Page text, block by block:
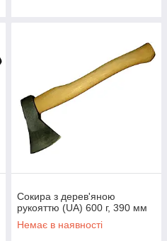
Сокира з дерев'яною
рукояттю (UA) 600 г, 390 мм
Немає в наявності